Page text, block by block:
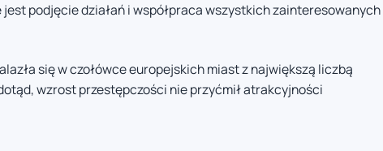
podjęcie działań i współpraca wszystkich zainteresowanych
się w czołówce europejskich miast z największą liczbą
wzrost przestępczości nie przyćmił atrakcyjności